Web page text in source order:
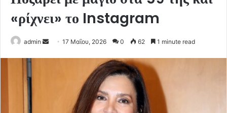
«ρίχνει» το Instagram
admin
Send17 Μαΐου, 2026 0 62 1 minute read